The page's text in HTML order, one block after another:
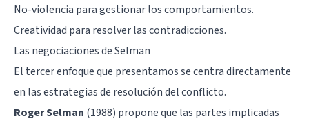
No-violencia para gestionar los comportamientos.
Creatividad para resolver las contradicciones.
Las negociaciones de Selman
El tercer enfoque que presentamos se centra directamente
en las estrategias de resolución del conflicto.
Roger Selman (1988) propone que las partes implicadas